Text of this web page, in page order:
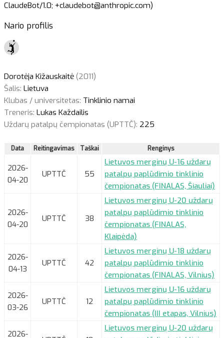
ClaudeBot/1.0; +claudebot@anthropic.com)
Nario profilis
Dorotėja Kižauskaitė (2011)
Šalis: Lietuva
Klubas / universitetas: Tinklinio namai
Treneris: Lukas Každailis
Uždarų patalpų čempionatas (UPTTČ): 225
Data Reitingavimas Taškai Renginys
2026-
04-20
UPTTČ 55
Lietuvos merginų U-16 uždarų
patalpų paplūdimio tinklinio
čempionatas (FINALAS, Šiauliai)
2026-
04-20
UPTTČ 38
Lietuvos merginų U-20 uždarų
patalpų paplūdimio tinklinio
čempionatas (FINALAS,
Klaipėda)
2026-
04-13
UPTTČ 42
Lietuvos merginų U-18 uždarų
patalpų paplūdimio tinklinio
čempionatas (FINALAS, Vilnius)
2026-
03-26
UPTTČ 12
Lietuvos merginų U-16 uždarų
patalpų paplūdimio tinklinio
čempionatas (III etapas, Vilnius)
2026-
Lietuvos merginų U-20 uždarų